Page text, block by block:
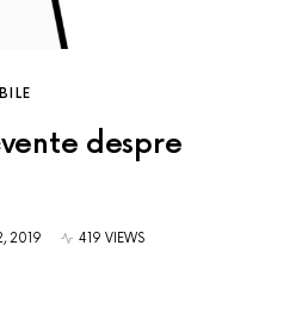
despre
2019
419 VIEWS